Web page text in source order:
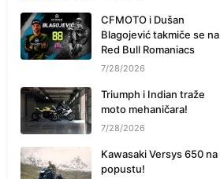
CFMOTO i Dušan
Blagojević takmiče se na
Red Bull Romaniacs
7/28/2026
Triumph i Indian traže
moto mehaničara!
7/28/2026
Kawasaki Versys 650 na
popustu!